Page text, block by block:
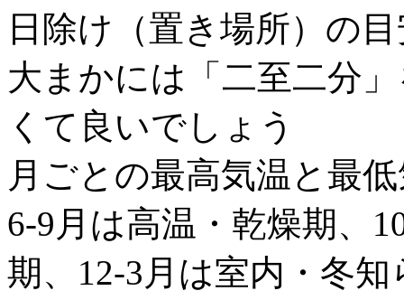
日除け（置き場所）の
大まかには「二至二分
くて良いでしょう
月ごとの最高気温と最
6-9月は高温・乾燥期、
期、12-3月は室内・冬知